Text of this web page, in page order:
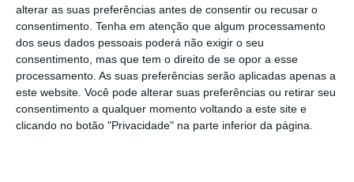
alterar as suas preferências antes de consentir ou recusar o
consentimento. Tenha em atenção que algum processamento
dos seus dados pessoais poderá não exigir o seu
consentimento, mas que tem o direito de se opor a esse
processamento. As suas preferências serão aplicadas apenas a
este website. Você pode alterar suas preferências ou retirar seu
consentimento a qualquer momento voltando a este site e
clicando no botão "Privacidade" na parte inferior da página.
De que forma? Assine o ECO Premium e
tenha acesso a notícias exclusivas, à
opinião que conta, às reportagens e
especiais que mostram o outro lado da
história.